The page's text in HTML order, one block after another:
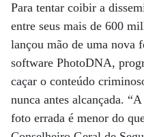
Para tentar coibir a
entre seus mais de 600
lançou mão de uma nova
software PhotoDNA,
caçar o conteúdo
nunca antes alcançada.
foto errada é menor do